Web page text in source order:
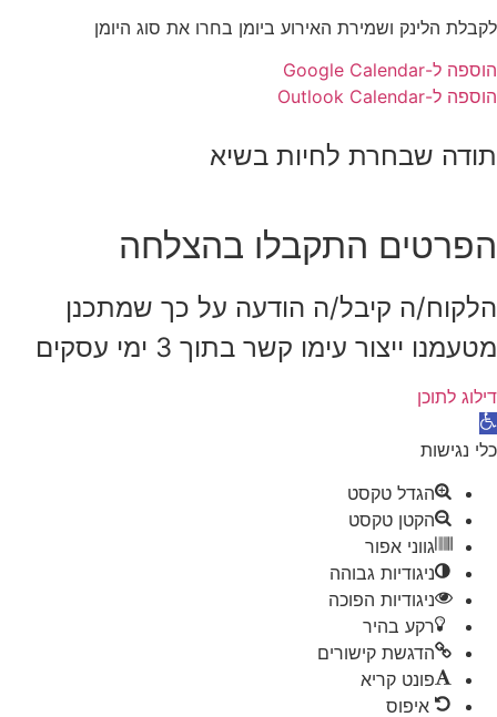
לקבלת הלינק ושמירת האירוע ביומן בחרו את סוג היומן
הוספה ל-Google Calendar
הוספה ל-Outlook Calendar
תודה שבחרת לחיות בשיא
הפרטים התקבלו בהצלחה
הלקוח/ה קיבל/ה הודעה על כך שמתכנן
מטעמנו ייצור עימו קשר בתוך 3 ימי עסקים
דילוג לתוכן
פתח סרגל נגישות
כלי נגישות
הגדל טקסט
הקטן טקסט
גווני אפור
ניגודיות גבוהה
ניגודיות הפוכה
רקע בהיר
הדגשת קישורים
פונט קריא
איפוס